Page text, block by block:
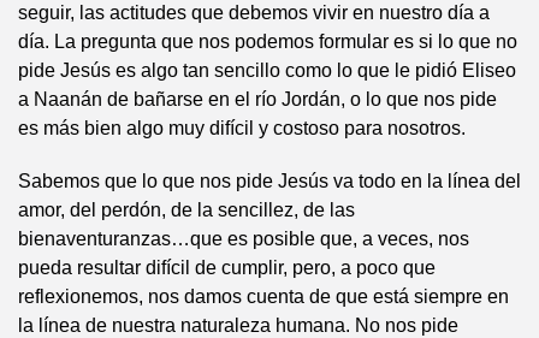
seguir, las actitudes que debemos vivir en nuestro día a
día. La pregunta que nos podemos formular es si lo que no
pide Jesús es algo tan sencillo como lo que le pidió Eliseo
a Naanán de bañarse en el río Jordán, o lo que nos pide
es más bien algo muy difícil y costoso para nosotros.
Sabemos que lo que nos pide Jesús va todo en la línea del
amor, del perdón, de la sencillez, de las
bienaventuranzas…que es posible que, a veces, nos
pueda resultar difícil de cumplir, pero, a poco que
reflexionemos, nos damos cuenta de que está siempre en
la línea de nuestra naturaleza humana. No nos pide